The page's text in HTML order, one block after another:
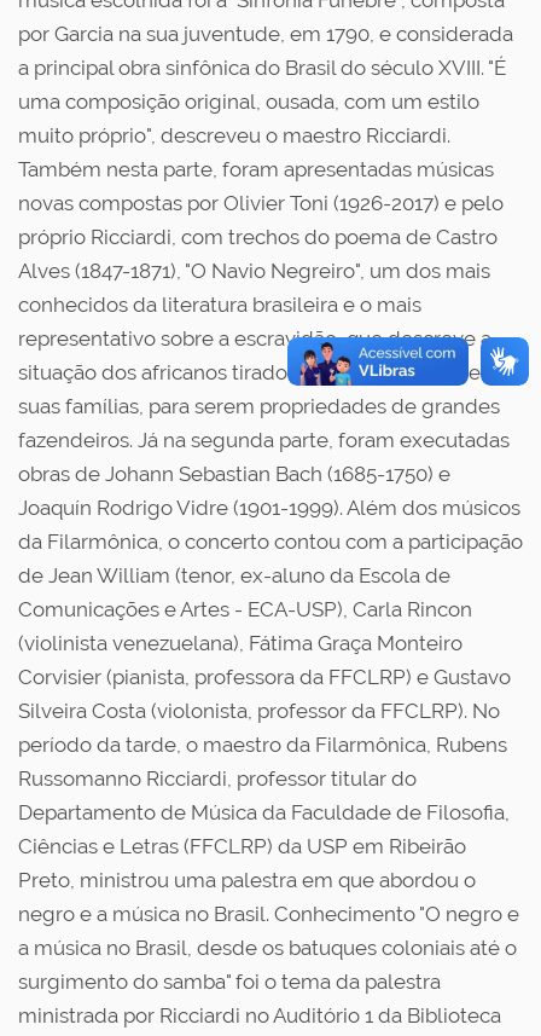
por Garcia na sua juventude, em 1790, e considerada
a principal obra sinfônica do Brasil do século XVIII. "É
uma composição original, ousada, com um estilo
muito próprio", descreveu o maestro Ricciardi.
Também nesta parte, foram apresentadas músicas
novas compostas por Olivier Toni (1926-2017) e pelo
próprio Ricciardi, com trechos do poema de Castro
Alves (1847-1871), "O Navio Negreiro", um dos mais
conhecidos da literatura brasileira e o mais
representativo sobre a escravidão, que descreve a
situação dos africanos tirados de suas terras e de
suas famílias, para serem propriedades de grandes
fazendeiros. Já na segunda parte, foram executadas
obras de Johann Sebastian Bach (1685-1750) e
Joaquín Rodrigo Vidre (1901-1999). Além dos músicos
da Filarmônica, o concerto contou com a participação
de Jean William (tenor, ex-aluno da Escola de
Comunicações e Artes - ECA-USP), Carla Rincon
(violinista venezuelana), Fátima Graça Monteiro
Corvisier (pianista, professora da FFCLRP) e Gustavo
Silveira Costa (violonista, professor da FFCLRP). No
período da tarde, o maestro da Filarmônica, Rubens
Russomanno Ricciardi, professor titular do
Departamento de Música da Faculdade de Filosofia,
Ciências e Letras (FFCLRP) da USP em Ribeirão
Preto, ministrou uma palestra em que abordou o
negro e a música no Brasil. Conhecimento "O negro e
a música no Brasil, desde os batuques coloniais até o
surgimento do samba" foi o tema da palestra
ministrada por Ricciardi no Auditório 1 da Biblioteca